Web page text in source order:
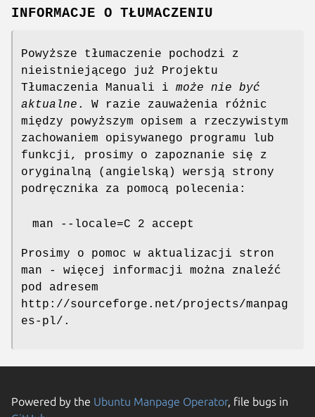
INFORMACJE O TŁUMACZENIU
Powyższe tłumaczenie pochodzi z
nieistniejącego już Projektu
Tłumaczenia Manuali i może nie być
aktualne . W razie zauważenia różnic
między powyższym opisem a rzeczywistym
zachowaniem opisywanego programu lub
funkcji, prosimy o zapoznanie się z
oryginalną (angielską) wersją strony
podręcznika za pomocą polecenia:
man --locale=C 2 accept
Prosimy o pomoc w aktualizacji stron
man - więcej informacji można znaleźć
pod adresem
http://sourceforge.net/projects/manpag
es-pl/.
Powered by the Ubuntu Manpage Operator, file bugs in